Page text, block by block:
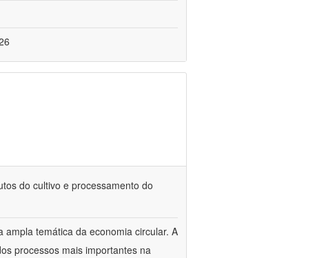
do cultivo e processamento do
temática da economia circular. A
processos mais importantes na